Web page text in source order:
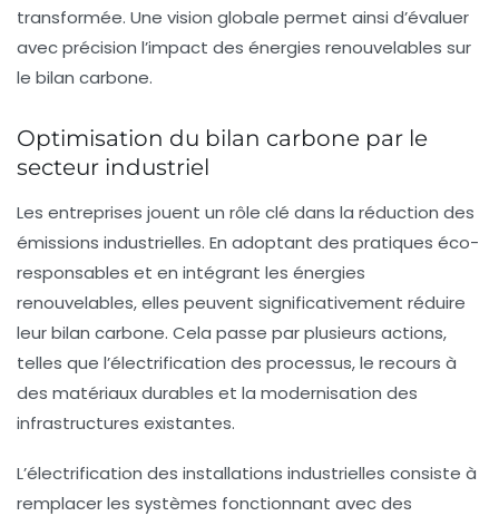
transformée. Une vision globale permet ainsi d’évaluer
avec précision l’impact des énergies renouvelables sur
le bilan carbone.
Optimisation du bilan carbone par le
secteur industriel
Les entreprises jouent un rôle clé dans la réduction des
émissions industrielles. En adoptant des pratiques éco-
responsables et en intégrant les énergies
renouvelables, elles peuvent significativement réduire
leurbilan carbone. Cela passe par plusieurs actions,
telles que l’électrification des processus, le recours à
des matériaux durables et la modernisation des
infrastructures existantes.
L’électrification des installations industrielles consiste à
remplacer les systèmes fonctionnant avec des